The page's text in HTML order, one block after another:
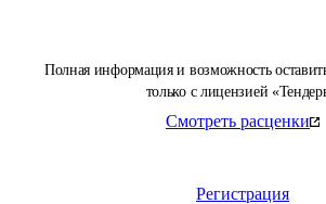
Полная информация и возможность
только с лицензией
Смотреть расценки
Регистрация